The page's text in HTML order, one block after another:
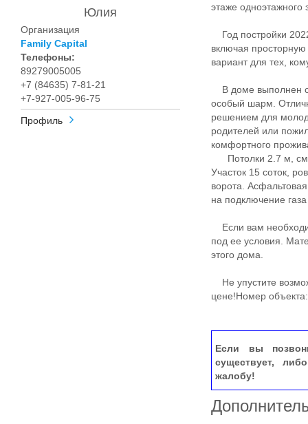
Юлия
Организация
Family Capital
Телефоны:
89279005005
+7 (84635) 7-81-21
+7-927-005-96-75
Профиль
этаже одноэтажного
Год постройки
включая
вариант для тех,
В доме выполнен
особый шарм.
решением для
родителей или
комфортного
Потолки 2.7 м,
Участок 15 соток,
ворота.
на подключение
Если вам
под ее условия.
этого дома.
​​​​​​​Не упустите
цене!Номер
Если вы
существует,
жалобу!